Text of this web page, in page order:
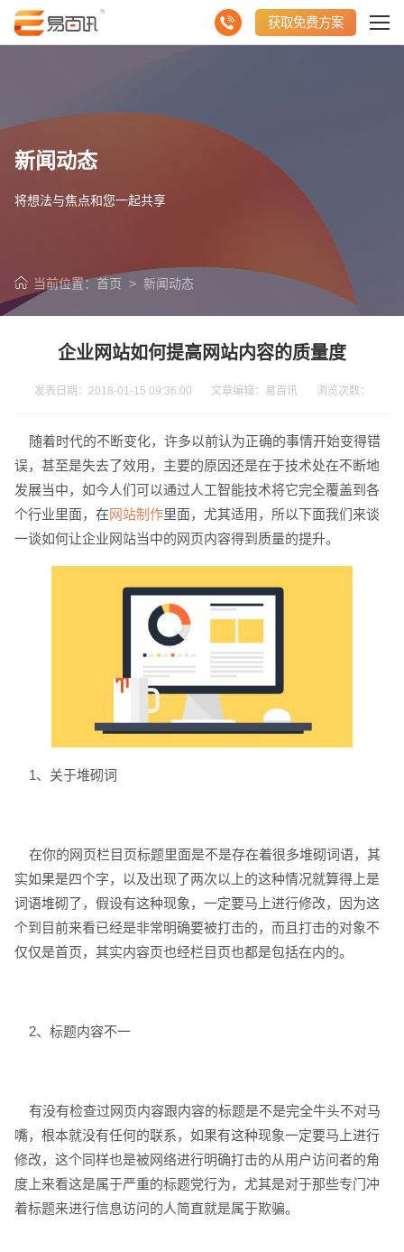
获取免费方案
新闻动态
将想法与焦点和您一起共享
当前位置： 首页 > 新闻动态
企业网站如何提高网站内容的质量度
发表日期：2018-01-15 09:36:00 文章编辑：易百讯 浏览次数：
随着时代的不断变化，许多以前认为正确的事情开始变得错
误，甚至是失去了效用，主要的原因还是在于技术处在不断地
发展当中，如今人们可以通过人工智能技术将它完全覆盖到各
个行业里面，在网站制作里面，尤其适用，所以下面我们来谈
一谈如何让企业网站当中的网页内容得到质量的提升。
1、关于堆砌词
在你的网页栏目页标题里面是不是存在着很多堆砌词语，其
实如果是四个字，以及出现了两次以上的这种情况就算得上是
词语堆砌了，假设有这种现象，一定要马上进行修改，因为这
个到目前来看已经是非常明确要被打击的，而且打击的对象不
仅仅是首页，其实内容页也经栏目页也都是包括在内的。
2、标题内容不一
有没有检查过网页内容跟内容的标题是不是完全牛头不对马
嘴，根本就没有任何的联系，如果有这种现象一定要马上进行
修改，这个同样也是被网络进行明确打击的从用户访问者的角
度上来看这是属于严重的标题党行为，尤其是对于那些专门冲
着标题来进行信息访问的人简直就是属于欺骗。
请输入您的公司名称
电话 微信号